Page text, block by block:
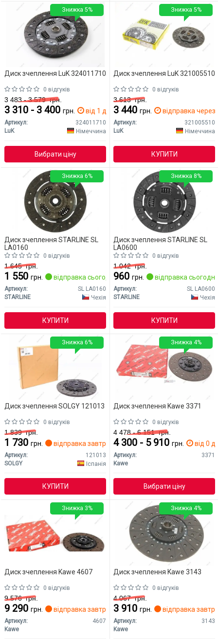
Диск зчеплення LuK 324011710
0 відгуків
3 483 - 3 579грн.
3 310 - 3 400 грн. від 1 дн.
Артикул:
324011710
LuK
Німеччина
Вибрати ціну
Знижка 5%
Диск зчеплення LuK 321005510
0 відгуків
3 613грн.
3 440 грн. відправка через
Артикул:
321005510
LuK
Німеччина
КУПИТИ
Знижка 5%
Диск зчеплення STARLINE SL
LA0160
0 відгуків
1 645грн.
1 550 грн. відправка сьогодні
Артикул:
SL LA0160
STARLINE
Чехія
КУПИТИ
Знижка 6%
Диск зчеплення STARLINE SL
LA0600
0 відгуків
1 042грн.
960 грн. відправка сьогодні
Артикул:
SL LA0600
STARLINE
Чехія
КУПИТИ
Знижка 8%
Диск зчеплення SOLGY 121013
0 відгуків
1 839грн.
1 730 грн. відправка завтра
Артикул:
121013
SOLGY
Іспанія
КУПИТИ
Знижка 6%
Диск зчеплення Kawe 3371
0 відгуків
4 478 - 6 151грн.
4 300 - 5 910 грн. від 0
Артикул:
3371
Kawe
Вибрати ціну
Знижка 4%
Диск зчеплення Kawe 4607
0 відгуків
9 576грн.
9 290 грн. відправка завтра
Артикул:
4607
Kawe
Знижка 3%
Диск зчеплення Kawe 3143
0 відгуків
4 067грн.
3 910 грн. відправка
Артикул:
3143
Kawe
Знижка 4%